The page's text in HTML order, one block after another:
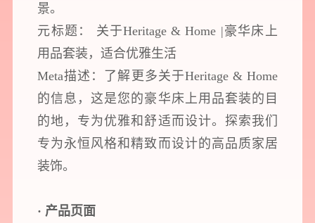
景。
元标题： 关于Heritage & Home |豪华床上
用品套装，适合优雅生活
Meta描述：了解更多关于Heritage & Home
的信息，这是您的豪华床上用品套装的目
的地，专为优雅和舒适而设计。探索我们
专为永恒风格和精致而设计的高品质家居
装饰。
· 产品页面